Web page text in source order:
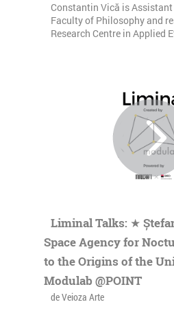
Constantin Vică is
Faculty of Philosophy and
Research Centre in Applied
Liminal Talks: ★
Space Agency for
to the Origins of the
Modulab @POINT
de Veioza Arte